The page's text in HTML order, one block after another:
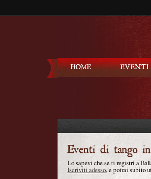
Lo sapevi che se ti registri a
Iscriviti adesso, e potrai subito